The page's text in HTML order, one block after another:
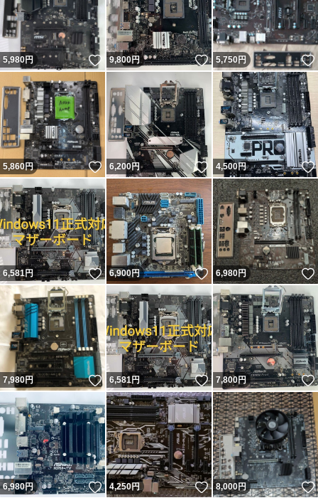
5,980円 いいね！
9,800円 いいね！
5,750円
5,860円 いいね！
6,200円 いいね！
4,500円
6,581円 いいね！
6,900円 いいね！
6,980円
7,980円 いいね！
6,581円 いいね！
7,800円
6,980円 いいね！
4,250円 いいね！
8,000円